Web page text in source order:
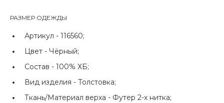
РАЗМЕР ОДЕЖДЫ
Артикул - 116560;
Цвет - Чёрный;
Состав - 100% ХБ;
Вид изделия - Толстовка;
Ткань/Материал верха - Футер 2-х нитка;